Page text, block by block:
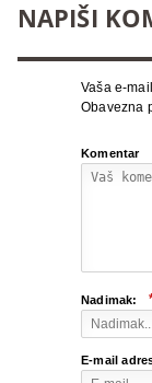
NAPIŠI
Vaša e-
Obavezna
Komentar
Nadimak:
E-mail